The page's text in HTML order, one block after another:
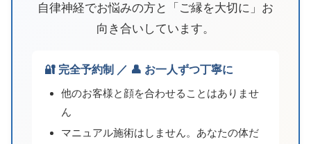
自律神経でお悩みの方と「ご縁を大切に」お
向き合いしています。
🔐 完全予約制 ／ 👤 お一人ずつ丁寧に
他のお客様と顔を合わせることはありませ
ん
マニュアル施術はしません。あなたの体だ